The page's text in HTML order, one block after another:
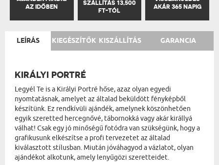
AZ IDŐBEN
SZÁLLÍTÁS 13,500
FT-TÓL
AKÁR 365 NAPIG
LEÍRÁS KIEGÉSZÍTŐK KISZÁLLÍTÁS GARANCIA
KIRÁLYI PORTRÉ
Legyél Te is a Királyi Portré hőse, azaz olyan egyedi
nyomtatásnak, amelyet az általad beküldött fényképből
készítünk. Ez rendkívüli ajándék, amelynek köszönhetően
egyik szeretted hercegnővé, tábornokká vagy akár királlyá
válhat! Csak egy jó minőségű fotódra van szükségünk, hogy a
grafikusunk elkészítse a profi tervezetet az általad
kiválasztott stílusban. Miután jóváhagyod a vázlatot, olyan
ajándékot alkotunk, amely lenyűgözi szeretteidet.